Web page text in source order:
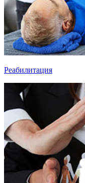
Реабилитация